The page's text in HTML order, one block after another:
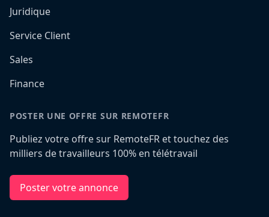
Juridique
Service Client
Sales
Finance
POSTER UNE OFFRE SUR REMOTEFR
Publiez votre offre sur RemoteFR et touchez des
milliers de travailleurs 100% en télétravail
Poster votre annonce